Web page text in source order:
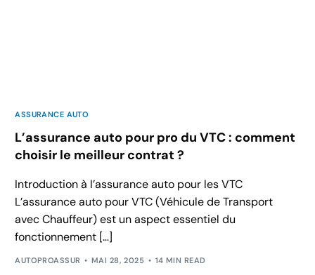
ASSURANCE AUTO
L’assurance auto pour pro du VTC : comment
choisir le meilleur contrat ?
Introduction à l’assurance auto pour les VTC
L’assurance auto pour VTC (Véhicule de Transport
avec Chauffeur) est un aspect essentiel du
fonctionnement […]
AUTOPROASSUR MAI 28, 2025 14 MIN READ